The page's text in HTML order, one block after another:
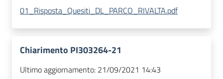
01_Risposta_Quesiti_DL_PARCO_RIVALTA.pdf
Chiarimento PI303264-21
Ultimo aggiornamento: 21/09/2021 14:43